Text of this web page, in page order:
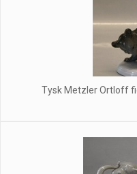
Tysk Metzler Ortloff